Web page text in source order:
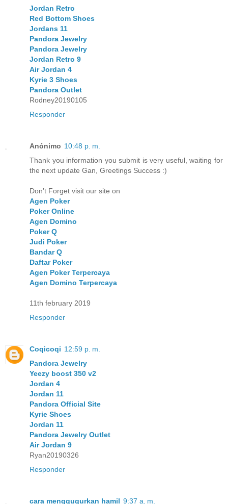
Jordan Retro
Red Bottom Shoes
Jordans 11
Pandora Jewelry
Pandora Jewelry
Jordan Retro 9
Air Jordan 4
Kyrie 3 Shoes
Pandora Outlet
Rodney20190105
Responder
Anónimo 10:48 p. m.
Thank you information you submit is very useful, waiting for
the next update Gan, Greetings Success :)
Don’t Forget visit our site on
Agen Poker
Poker Online
Agen Domino
Poker Q
Judi Poker
Bandar Q
Daftar Poker
Agen Poker Terpercaya
Agen Domino Terpercaya
11th february 2019
Responder
Coqicoqi 12:59 p. m.
Pandora Jewelry
Yeezy boost 350 v2
Jordan 4
Jordan 11
Pandora Official Site
Kyrie Shoes
Jordan 11
Pandora Jewelry Outlet
Air Jordan 9
Ryan20190326
Responder
cara menggugurkan hamil 9:37 a. m.